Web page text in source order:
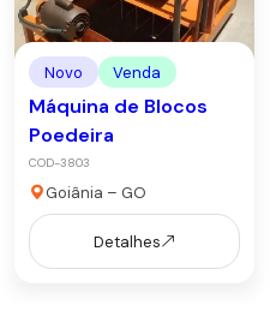
Novo Venda
Máquina de Blocos
Poedeira
COD-3803
Goiânia – GO
Detalhes